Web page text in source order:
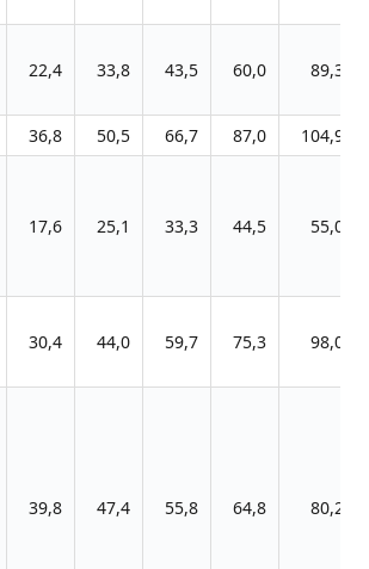
22,4 33,8 43,5 60,0 89,3
36,8 50,5 66,7 87,0
104,9
17,6 25,1 33,3 44,5 55,0
30,4 44,0 59,7 75,3 98,0
39,8 47,4 55,8 64,8 80,2